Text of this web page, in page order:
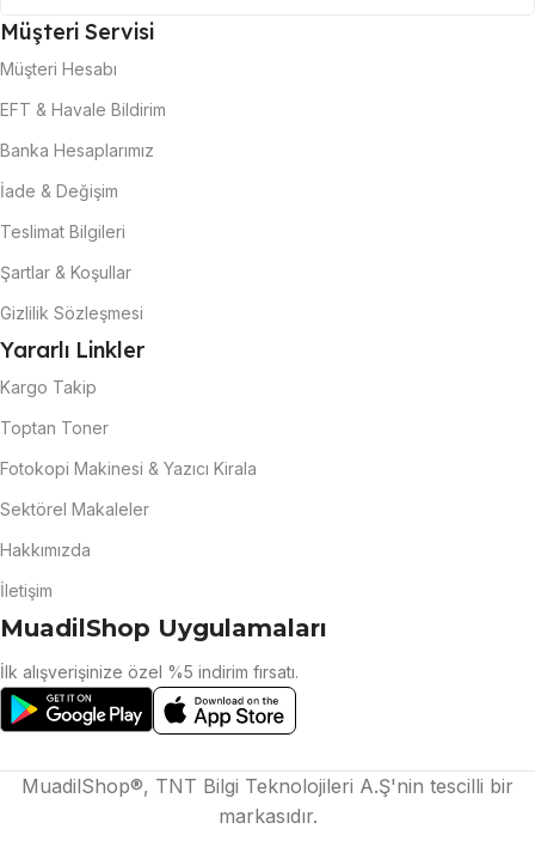
Müşteri Servisi
Müşteri Hesabı
EFT & Havale Bildirim
Banka Hesaplarımız
İade & Değişim
Teslimat Bilgileri
Şartlar & Koşullar
Gizlilik Sözleşmesi
Yararlı Linkler
Kargo Takip
Toptan Toner
Fotokopi Makinesi & Yazıcı Kirala
Sektörel Makaleler
Hakkımızda
İletişim
MuadilShop Uygulamaları
İlk alışverişinize özel %5 indirim fırsatı.
MuadilShop®, TNT Bilgi Teknolojileri A.Ş'nin tescilli bir
markasıdır.